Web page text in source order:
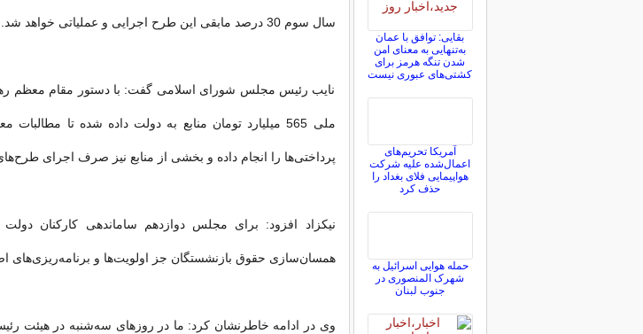
سال سوم 30 درصد مابقی این طرح اجرایی و عملیاتی خواهد شد.
نایب رئیس مجلس شورای اسلامی گفت: با دستور مقام معظم
ملی 565 میلیارد تومان منابع به دولت داده شده تا
پرداختی‌ها را انجام داده و بخشی از منابع نیز صرف اجرای
نیکزاد افزود: برای مجلس دوازدهم ساماندهی کارکنان
همسان‌سازی حقوق بازنشستگان جز اولویت‌ها و
وی در ادامه خاطرنشان کرد: ما در روزهای سه‌شنبه در هیئت
بقایی: توافق با عمان
به‌تنهایی به معنای امن
شدن تنگه هرمز برای
کشتی‌های عبوری نیست
آمریکا تحریم‌های
اعمال‌شده علیه شرکت
هواپیمایی فلای بغداد را
حذف کرد
حمله هوایی اسرائیل به
شهرک المنصوری در
جنوب لبنان